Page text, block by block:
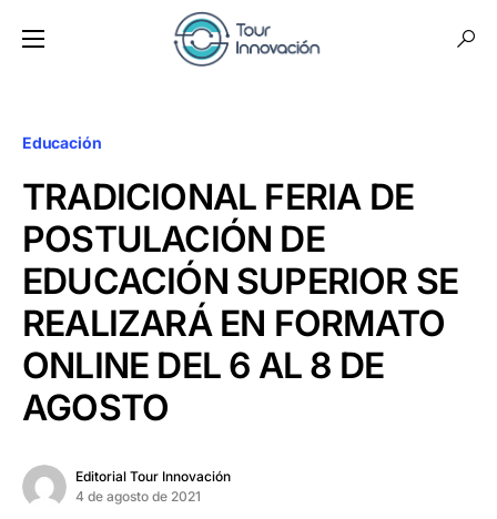
Educación
TRADICIONAL FERIA DE
POSTULACIÓN DE
EDUCACIÓN SUPERIOR SE
REALIZARÁ EN FORMATO
ONLINE DEL 6 AL 8 DE
AGOSTO
Editorial Tour Innovación
4 de agosto de 2021